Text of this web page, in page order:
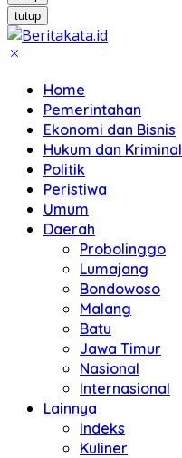
tutup
Home
Pemerintahan
Ekonomi dan Bisnis
Hukum dan Kriminal
Politik
Peristiwa
Umum
Daerah
Probolinggo
Lumajang
Bondowoso
Malang
Batu
Jawa Timur
Nasional
Internasional
Lainnya
Indeks
Kuliner